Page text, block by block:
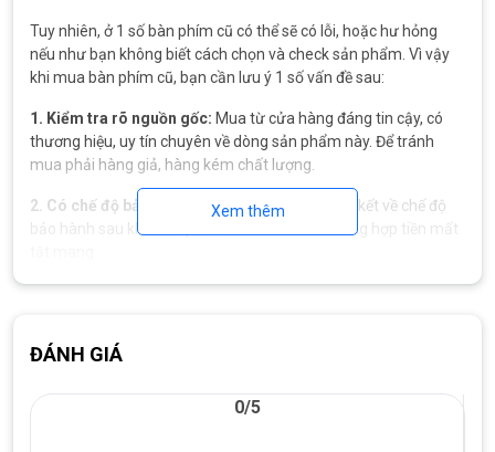
Tuy nhiên, ở 1 số bàn phím cũ có thể sẽ có lỗi, hoặc hư hỏng
nếu như bạn không biết cách chọn và check sản phẩm. Vì vậy
khi mua bàn phím cũ, bạn cần lưu ý 1 số vấn đề sau:
1. Kiểm tra rõ nguồn gốc: Mua từ cửa hàng đáng tin cậy, có
thương hiệu, uy tín chuyên về dòng sản phẩm này. Để tránh
mua phải hàng giả, hàng kém chất lượng.
2. Có chế độ bảo hành rõ ràng:Cần được cam kết về chế độ
bảo hành sau khi mua phím, để tránh khỏi trường hợp tiền mất
ngoại hình phải lành lặn, có thể có vết xước nhẹ. Và đặc biệt các
chức năng của phím phải hoạt động bình thường.
4. Tương thích với máy Surface của bạn:
Xem thêm
ĐÁNH GIÁ
0/5